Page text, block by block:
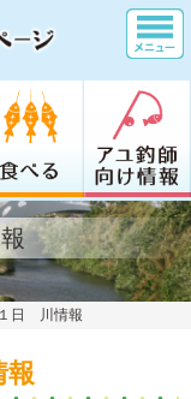
日 川情報
報